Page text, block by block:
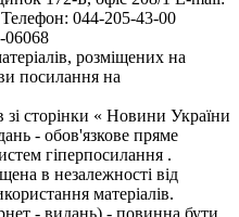
Телефон: 044-205-43-00
06068
розміщених на
посилання на
зі сторінки « Новини України
- обов'язкове пряме
гіперпосилання .
в незалежності від
матеріалів.